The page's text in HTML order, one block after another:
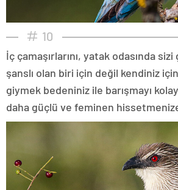
10
İç çamaşırlarını, yatak odasında
şanslı olan biri için değil kendiniz
giymek bedeniniz ile barışmayı
daha güçlü ve feminen